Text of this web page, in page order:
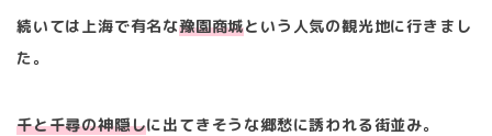
続いては上海で有名な豫園商城という人気の観光地に行きまし
た。
千と千尋の神隠しに出てきそうな郷愁に誘われる街並み。